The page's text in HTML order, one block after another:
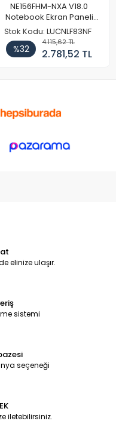
NE156FHM-NXA V18.0
Notebook Ekran Paneli
144Hz
Stok Kodu: LUCNLF83NF
%32
4.115,62 TL
2.781,52 TL
elinize ulaşır.
sistemi
seçeneği
iletebilirsiniz.